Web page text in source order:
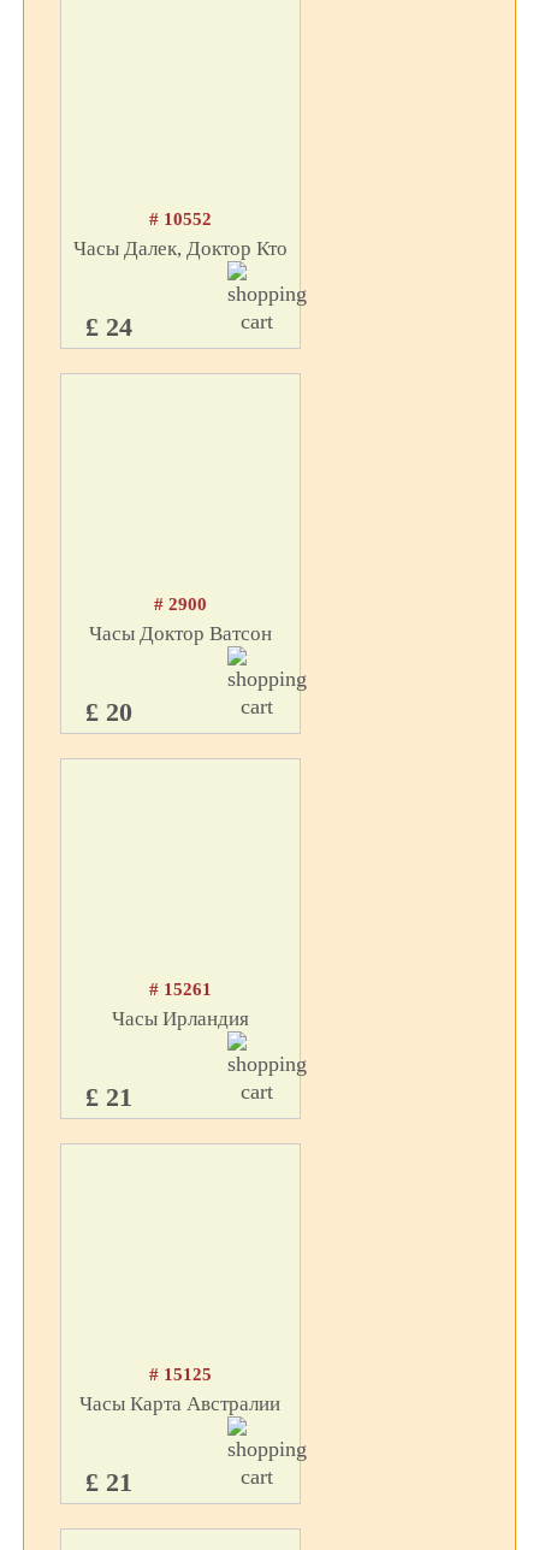
# 10552
Часы Далек, Доктор Кто
£ 24
# 2900
Часы Доктор Ватсон
£ 20
# 15261
Часы Ирландия
£ 21
# 15125
Часы Карта Австралии
£ 21